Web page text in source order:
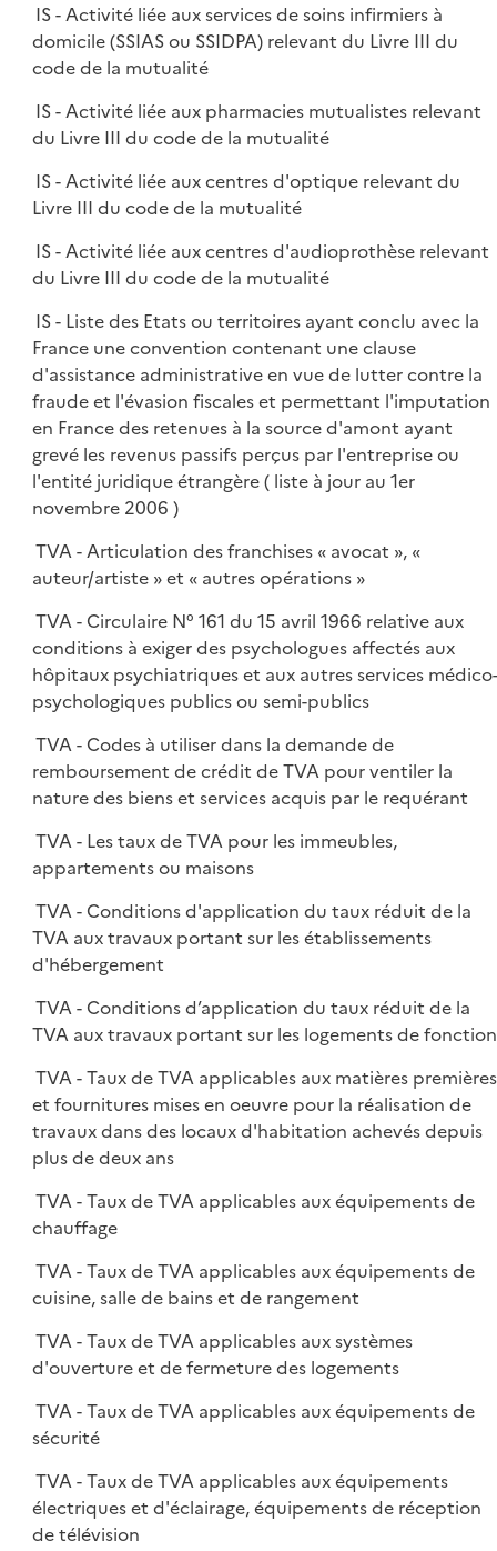
IS - Activité liée aux services de soins infirmiers à
domicile (SSIAS ou SSIDPA) relevant du Livre III du
code de la mutualité
IS - Activité liée aux pharmacies mutualistes relevant
du Livre III du code de la mutualité
IS - Activité liée aux centres d'optique relevant du
Livre III du code de la mutualité
IS - Activité liée aux centres d'audioprothèse relevant
du Livre III du code de la mutualité
IS - Liste des Etats ou territoires ayant conclu avec la
France une convention contenant une clause
d'assistance administrative en vue de lutter contre la
fraude et l'évasion fiscales et permettant l'imputation
en France des retenues à la source d'amont ayant
grevé les revenus passifs perçus par l'entreprise ou
l'entité juridique étrangère ( liste à jour au 1er
novembre 2006 )
TVA - Articulation des franchises « avocat », «
auteur/artiste » et « autres opérations »
TVA - Circulaire N° 161 du 15 avril 1966 relative aux
conditions à exiger des psychologues affectés aux
hôpitaux psychiatriques et aux autres services médico-
psychologiques publics ou semi-publics
TVA - Codes à utiliser dans la demande de
remboursement de crédit de TVA pour ventiler la
nature des biens et services acquis par le requérant
TVA - Les taux de TVA pour les immeubles,
appartements ou maisons
TVA - Conditions d'application du taux réduit de la
TVA aux travaux portant sur les établissements
d'hébergement
TVA - Conditions d’application du taux réduit de la
TVA aux travaux portant sur les logements de fonction
TVA - Taux de TVA applicables aux matières premières
et fournitures mises en oeuvre pour la réalisation de
travaux dans des locaux d'habitation achevés depuis
plus de deux ans
TVA - Taux de TVA applicables aux équipements de
chauffage
TVA - Taux de TVA applicables aux équipements de
cuisine, salle de bains et de rangement
TVA - Taux de TVA applicables aux systèmes
d'ouverture et de fermeture des logements
TVA - Taux de TVA applicables aux équipements de
sécurité
TVA - Taux de TVA applicables aux équipements
électriques et d'éclairage, équipements de réception
de télévision